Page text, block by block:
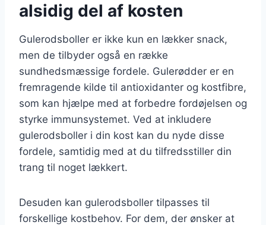
alsidig del af kosten
Gulerodsboller er ikke kun en lækker snack,
men de tilbyder også en række
sundhedsmæssige fordele. Gulerødder er en
fremragende kilde til antioxidanter og kostfibre,
som kan hjælpe med at forbedre fordøjelsen og
styrke immunsystemet. Ved at inkludere
gulerodsboller i din kost kan du nyde disse
fordele, samtidig med at du tilfredsstiller din
trang til noget lækkert.
Desuden kan gulerodsboller tilpasses til
forskellige kostbehov. For dem, der ønsker at